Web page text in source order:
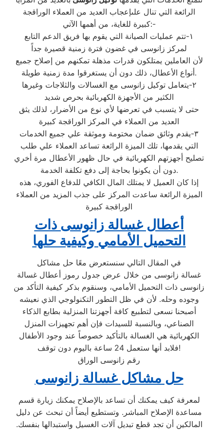
الرائعة التي تنال علىإعجاب العديد من العملاء الوراقجة
كبيرة للغاية، من أهمها الآتي:-
١-تتم عمليات الصيانة التي يقوم بها فريق الدعم التابع
لمركز زانوسى في غضون فترة زمنية قصيرة جداً
لأن العاملين يمتلكون قدرات مذهلة تمكنهم من إصلاح جميع
أنواع الأعطال، ذلك دون أن يستغرقوا مدة زمنية طويلة.
٢-يتعامل توكيل زانوسى مع الغسالات والثلاجات وغيرها
الكثير من الأجهزة الكهربائية بحرص شديد
حتى لا يتسبب في تعرضها لأي نوع من الأضرار، لذلك يثق
العديد من العملاء في المركز الوراقجة كبيرة
٣-يقدم وثائق ضمان مختومة وموثقة علي جميع الخدمات
التي يقدمها، تلك الميزة الرائعة تساعد العملاء علي طلب
تصليح أجهزتهم الكهربائية في حال ظهور الأعطال مرة أخري
دون أن يكونوا بحاجة إلى دفع تكلفة الخدمة.
إذا كان العميل لا يمتلك المال الكافي للدفاع الفوري، هذه
الميزة الرائعة ساعدت المركز على جذب المزيد من العملاء
الوراقجة كبيرة
أعطال غسالة زانوسى ذات
التحميل الأمامي وكيفية حلها
في المقال التالي سنستعرض معًا حل مشاكل
غسالة زانوسى من خلال عرض جدول رموز أعطال غسالة
زانوسى ذات التحميل الأمامي، وسنقوم بذكر كيفية التأكد من
وجوده وحله. لأن في ظل التطور التكنولوجي الذي نعيشه
أصبحنا نسعى لتطبيع كافة أجهزتنا المنزلية بطابع الذكاء
الصناعي، وبالنسبة للسيدات فإن أهم تجهيزات المنزل
الكهربائية هي الغسالة بالتأكيد خصوصاً عند وجود الأطفال
فلابد أنها ستعمل 24 ساعة باليوم دون توقف!
رقم زانوسى الوراق
حل مشاكل غسالة زانوسى
لمعرفة كيف يمكنك أن تساعد بالإصلاح يمكنك زيارة قسم
مساعدة الإصلاح المباشر. وتستطيع أيضاً أن تبحث عن دليل
المالكين أن تجد قطع تبديل آلات الغسيل واستبدالها بنفسك.